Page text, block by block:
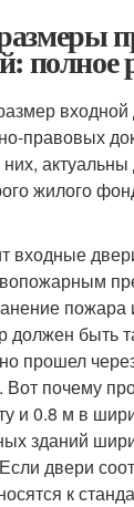
полное
правовых
жилого
входные
быть
прошел
Вот почему
и 0.8 м в
зданий
двери
к